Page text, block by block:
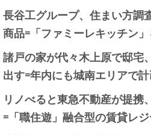
長谷工グループ、住まい方調
商品=「ファミーレキッチン
諸戸の家が代々木上原で邸宅
出す=年内にも城南エリアで
リノべると東急不動産が提携
=「職住遊」融合型の賃貸レ